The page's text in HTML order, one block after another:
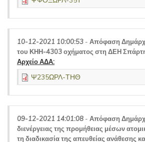
10-12-2021 10:00:53 - Απόφαση
του ΚΗΗ-4303 οχήματος στη ΔΕΗ
Αρχείο ΑΔΑ:
Ψ235ΩΡΛ-ΤΗΘ
09-12-2021 14:01:08 - Απόφαση
διενέργειας της προμήθειας μέσων
τη διαδικασία της απευθείας ανάθεσης